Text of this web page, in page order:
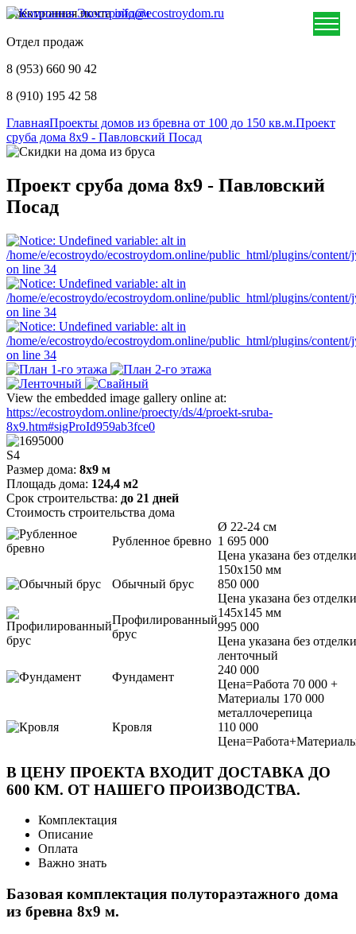
Электронная почта info@ecostroydom.ru
Отдел продаж
8 (953) 660 90 42
8 (910) 195 42 58
ГлавнаяПроекты домов из бревна от 100 до 150 кв.м.Проект
сруба дома 8х9 - Павловский Посад
Проект сруба дома 8х9 - Павловский
Посад
View the embedded image gallery online at:
https://ecostroydom.online/proecty/ds/4/proekt-sruba-
8x9.htm#sigProId959ab3fce0
S4
Размер дома: 8х9 м
Площадь дома: 124,4 м2
Срок строительства: до 21 дней
Стоимость строительства дома
Рубленное бревно
Ø 22-24 см
1 695 000
Цена указана без отделки
Обычный брус
150х150 мм
850 000
Цена указана без отделки
Профилированный
брус
145х145 мм
995 000
Цена указана без отделки
Фундамент
ленточный
240 000
Цена=Работа 70 000 +
Материалы 170 000
Кровля
металлочерепица
110 000
В ЦЕНУ ПРОЕКТА ВХОДИТ ДОСТАВКА ДО
600 КМ. ОТ НАШЕГО ПРОИЗВОДСТВА.
Комплектация
Описание
Оплата
Важно знать
Базовая комплектация полутораэтажного дома
из бревна 8х9 м.